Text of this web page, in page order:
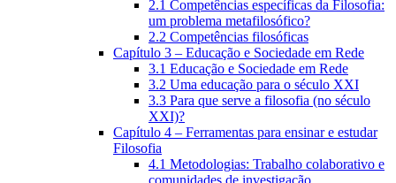
2.1 Competências específicas da Filosofia:
um problema metafilosófico?
2.2 Competências filosóficas
Capítulo 3 – Educação e Sociedade em Rede
3.1 Educação e Sociedade em Rede
3.2 Uma educação para o século XXI
3.3 Para que serve a filosofia (no século
XXI)?
Capítulo 4 – Ferramentas para ensinar e estudar
Filosofia
4.1 Metodologias: Trabalho colaborativo e
comunidades de investigação